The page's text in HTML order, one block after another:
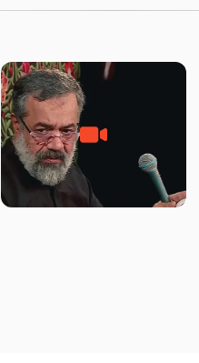
مادر منم مثل تو خمیدم – حاج
محمود کریمی – شهادت حضرت